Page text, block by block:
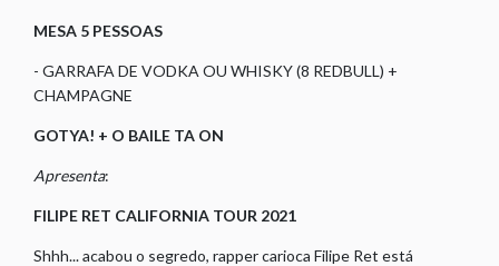
MESA 5 PESSOAS
- GARRAFA DE VODKA OU WHISKY (8 REDBULL) +
CHAMPAGNE
GOTYA! + O BAILE TA ON
Apresenta:
FILIPE RET CALIFORNIA TOUR 2021
Shhh... acabou o segredo, rapper carioca Filipe Ret está